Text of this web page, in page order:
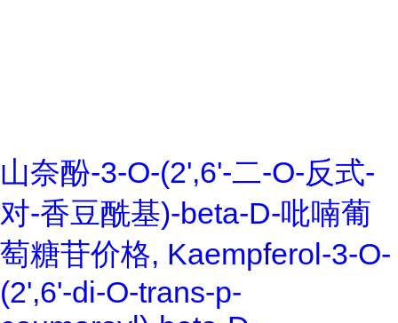
山奈酚-3-O-(2',6'-二-O-反式-
对-香豆酰基)-beta-D-吡喃葡
萄糖苷价格, Kaempferol-3-O-
(2',6'-di-O-trans-p-